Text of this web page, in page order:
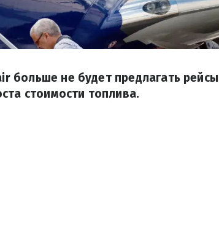
больше не будет предлагать рейсы
стоимости топлива.